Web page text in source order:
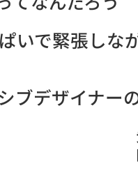
いで緊張しな
ブデザイナー